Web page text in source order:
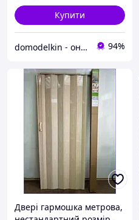
Купити
domodelkin - онлайн маркет товарів для дому 94%
Двері гармошка метрова,